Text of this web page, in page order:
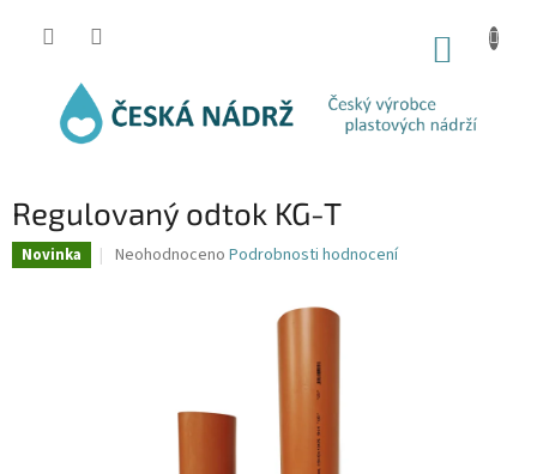
Regulovaný odtok KG-T
Novinka
Průměrné
hvězdiček.
Neohodnoceno Podrobnosti hodnocení